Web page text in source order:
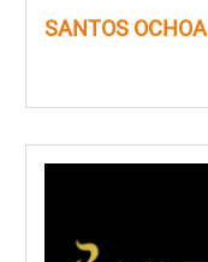
SANTOS OCHOA